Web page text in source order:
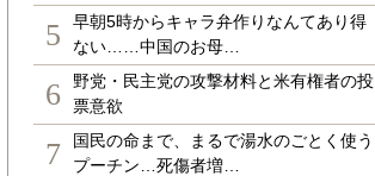
5
早朝5時からキャラ弁作りなんてあり得
ない……中国のお母…
6
野党・民主党の攻撃材料と米有権者の投
票意欲
7
国民の命まで、まるで湯水のごとく使う
プーチン…死傷者増…